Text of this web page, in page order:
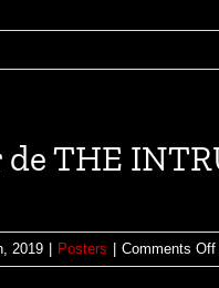
THE
2019 Posters Comments Off